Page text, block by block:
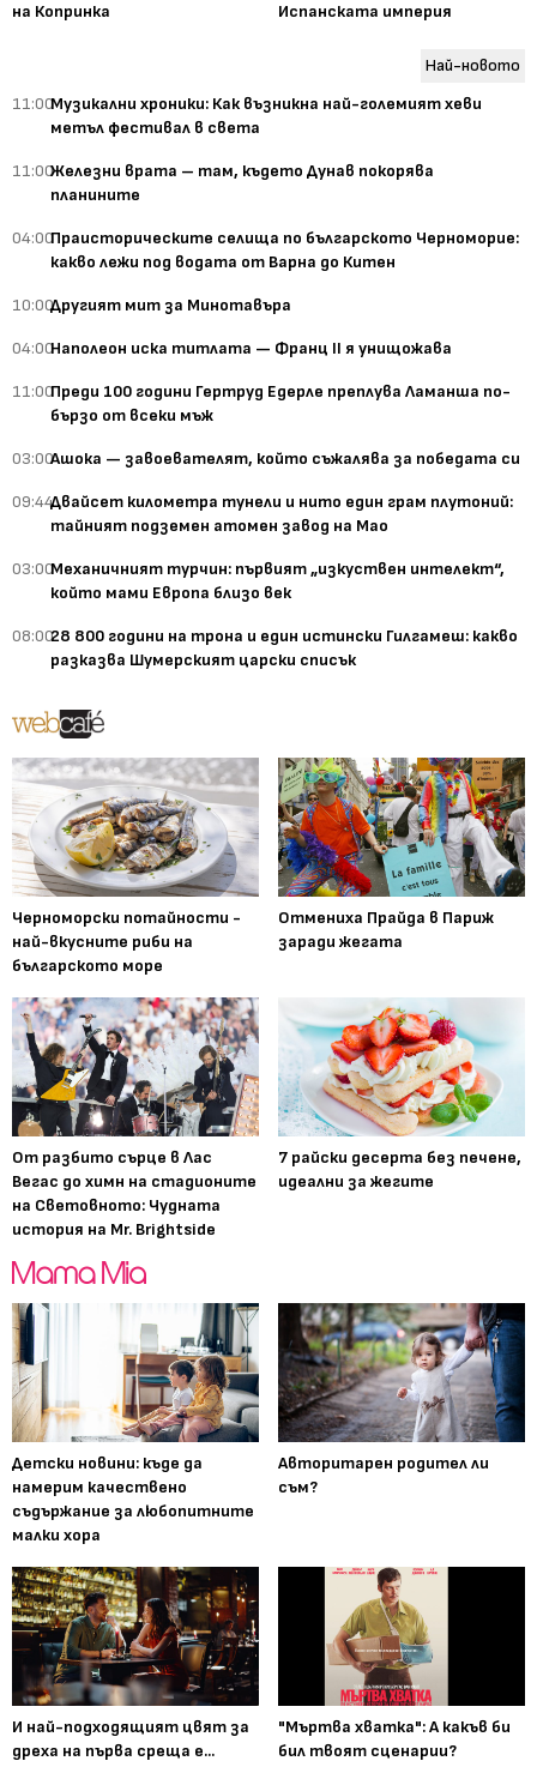
на Копринка
Испанската империя
Най-новото
11:00Музикални хроники: Как възникна най-големият хеви
метъл фестивал в света
11:00Железни врата – там, където Дунав покорява
планините
04:00Праисторическите селища по българското Черноморие:
какво лежи под водата от Варна до Китен
10:00Другият мит за Минотавъра
04:00Наполеон иска титлата — Франц II я унищожава
11:00Преди 100 години Гертруд Едерле преплува Ламанша по-
бързо от всеки мъж
03:00Ашока — завоевателят, който съжалява за победата си
09:44Двайсет километра тунели и нито един грам плутоний:
тайният подземен атомен завод на Мао
03:00Механичният турчин: първият „изкуствен интелект“,
който мами Европа близо век
08:0028 800 години на трона и един истински Гилгамеш: какво
разказва Шумерският царски списък
Черноморски потайности -
най-вкусните риби на
българското море
Отмениха Прайда в Париж
заради жегата
От разбито сърце в Лас
Вегас до химн на стадионите
на Световното: Чудната
история на Mr. Brightside
7 райски десерта без печене,
идеални за жегите
Детски новини: къде да
намерим качествено
съдържание за любопитните
малки хора
Авторитарен родител ли
съм?
И най-подходящият цвят за
дреха на първа среща е...
"Мъртва хватка": А какъв би
бил твоят сценарии?